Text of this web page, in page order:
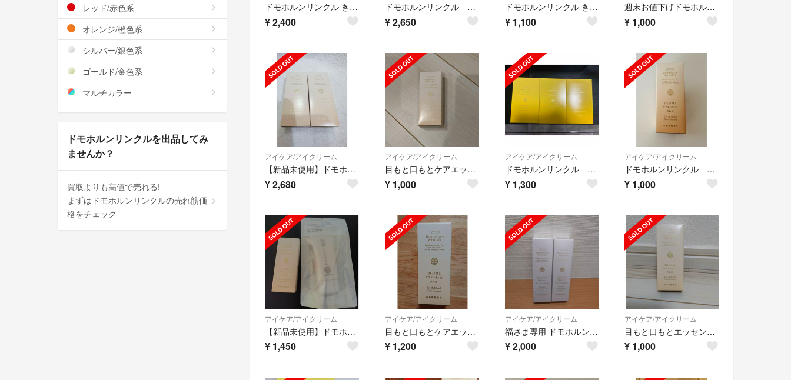
ドモホルンリンクル きわめ
¥2,400
ドモホルンリンクル プレミアムきわめ 目もと口もと贅沢ケア
¥2,650
ドモホルンリンクル きわめ
¥ 1,100
週末お値下げドモホルンリンクル 目元集中ジェルシート２箱セット
¥ 1,000
アイケア/アイクリーム
【新品未使用】ドモホルンリンクルきわめ 2本セット
¥2,680
アイケア/アイクリーム
目もと口もとケアエッセンスきわめ
¥ 1,000
アイケア/アイクリーム
ドモホルンリンクル 目元口元集中ジェルシート ほまれ肌
¥ 1,300
アイケア/アイクリーム
ドモホルンリンクル きわめ
¥ 1,000
アイケア/アイクリーム
【新品未使用】ドモホルンリンクル 目もと口もとケアエッセンス&和漢ハンドクリーム
¥ 1,450
アイケア/アイクリーム
目もと口もとケアエッセンスきわめ
¥ 1,200
アイケア/アイクリーム
福さま専用 ドモホルンリンクル 12g 2個セット
¥2,000
アイケア/アイクリーム
目もと口もとエッセンスきわめ
¥ 1,000
レッド/赤色系
オレンジ/橙色系
シルバー/銀色系
ゴールド/金色系
マルチカラー
ドモホルンリンクルを出品してみ
ませんか？
買取よりも高値で売れる!
まずはドモホルンリンクルの売れ筋価
格をチェック